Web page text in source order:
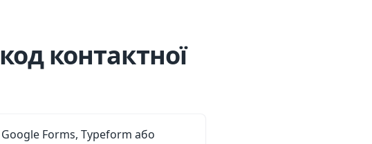
контактної
Google Forms, Typeform або